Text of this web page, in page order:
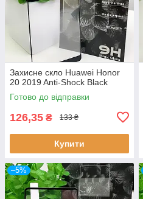
Захисне скло Huawei Honor
20 2019 Anti-Shock Black
Готово до відправки
126,35 ₴ 133 ₴
Купити
–5%